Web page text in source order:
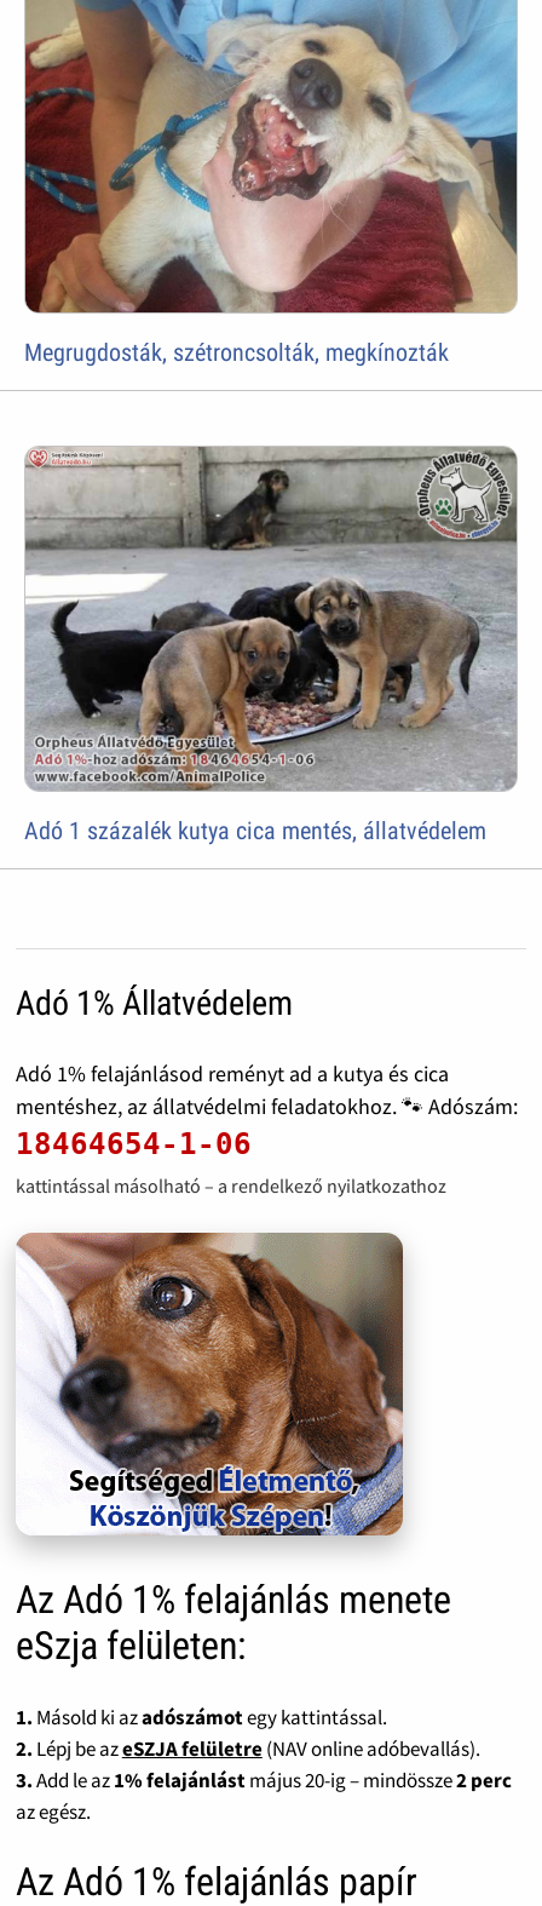
Megrugdosták, szétroncsolták, megkínozták
Adó 1 százalék kutya cica mentés, állatvédelem
Adó 1% Állatvédelem
Adó 1% felajánlásod reményt ad a kutya és cica
mentéshez, az állatvédelmi feladatokhoz. 🐾 Adószám:
18464654-1-06
kattintással másolható – a rendelkező nyilatkozathoz
Az Adó 1% felajánlás menete
eSzja felületen:
1. Másold ki azadószámotegy kattintással.
2. Lépj be azeSZJA felületre(NAV online adóbevallás).
3.Add le az1% felajánlástmájus 20-ig – mindössze2 perc
az egész.
Az Adó 1% felajánlás papír